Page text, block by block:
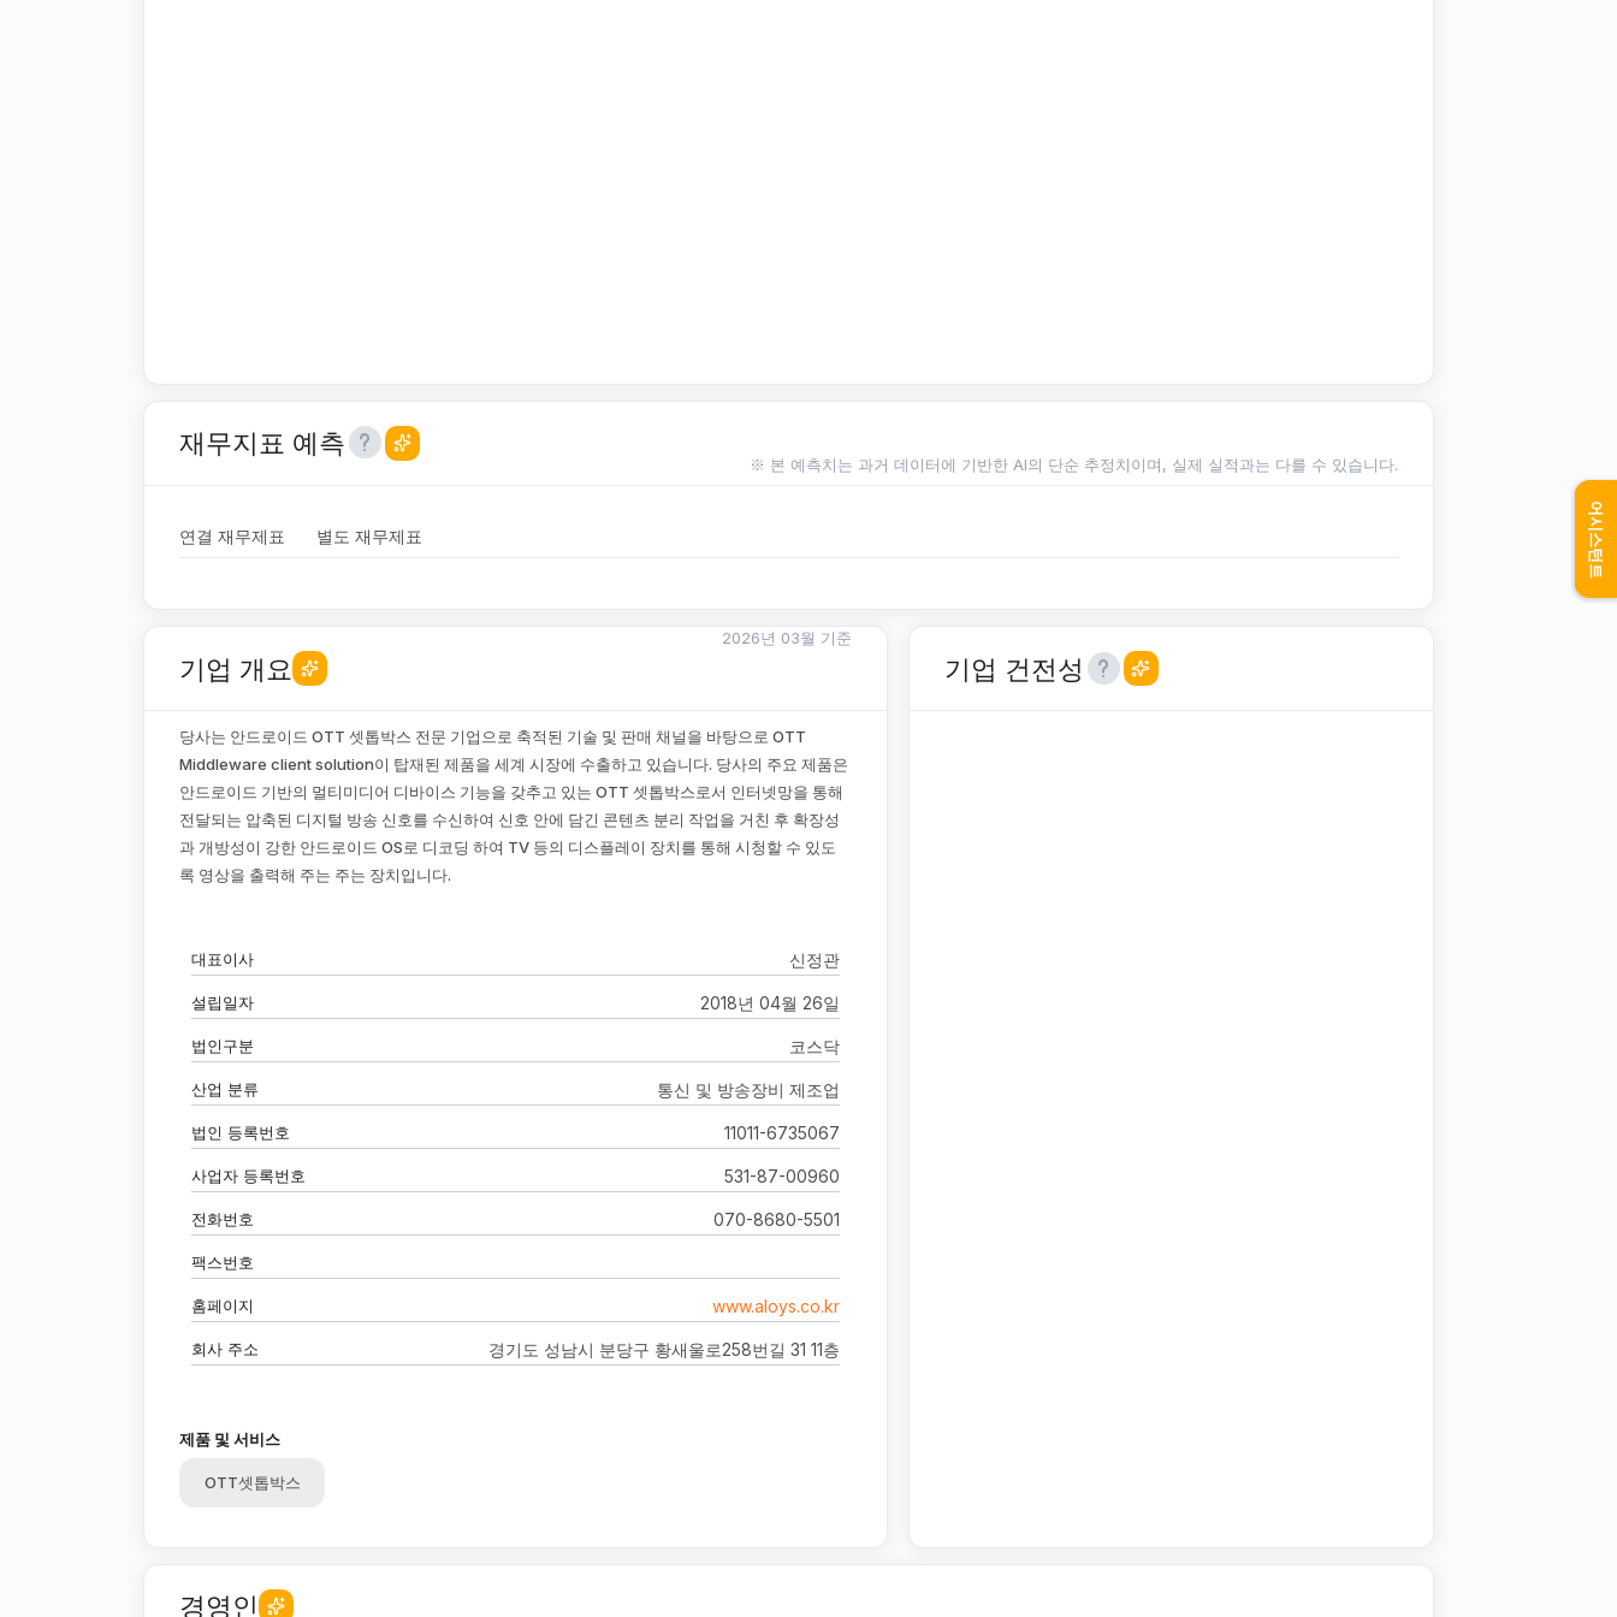
재무지표 예측
※ 본 예측치는 과거 데이터에 기반한 AI의 단순 추정치이며, 실제 실적과는 다를 수 있습니다.
연결 재무제표 별도 재무제표
기업 개요
2026년 03월 기준
당사는 안드로이드 OTT 셋톱박스 전문 기업으로 축적된 기술 및 판매 채널을 바탕으로 OTT
Middleware client solution이 탑재된 제품을 세계 시장에 수출하고 있습니다. 당사의 주요 제품은
안드로이드 기반의 멀티미디어 디바이스 기능을 갖추고 있는 OTT 셋톱박스로서 인터넷망을 통해
전달되는 압축된 디지털 방송 신호를 수신하여 신호 안에 담긴 콘텐츠 분리 작업을 거친 후 확장성
과 개방성이 강한 안드로이드 OS로 디코딩 하여 TV 등의 디스플레이 장치를 통해 시청할 수 있도
록 영상을 출력해 주는 주는 장치입니다.
대표이사 신정관
설립일자 2018년 04월 26일
법인구분 코스닥
산업 분류 통신 및 방송장비 제조업
법인 등록번호 11011-6735067
사업자 등록번호 531-87-00960
전화번호 070-8680-5501
팩스번호
홈페이지 www.aloys.co.kr
회사 주소 경기도 성남시 분당구 황새울로258번길 31 11층
제품 및 서비스
OTT셋톱박스
기업 건전성
경영인
어시스턴트